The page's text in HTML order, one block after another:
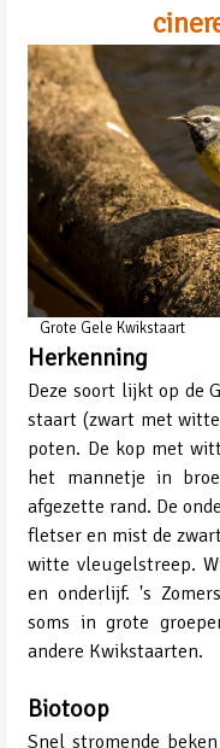
Grote Gele Kwikstaart
Herkenning
Deze soort lijkt op de
staart (zwart met
poten. De kop met
het mannetje in
afgezette rand. De
fletser en mist de
witte vleugelstreep.
en onderlijf. 's
soms in grote
andere Kwikstaarten.
Biotoop
Snel stromende